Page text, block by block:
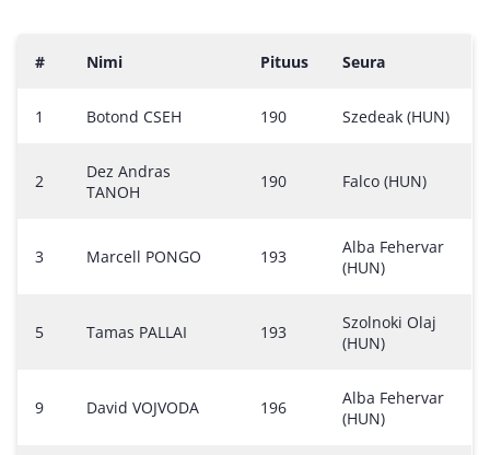
# Nimi Pituus Seura
1 Botond CSEH 190 Szedeak (HUN)
2
Dez Andras
TANOH
190 Falco (HUN)
3 Marcell PONGO 193
Alba Fehervar
(HUN)
5 Tamas PALLAI 193
Szolnoki Olaj
(HUN)
9 David VOJVODA 196
Alba Fehervar
(HUN)